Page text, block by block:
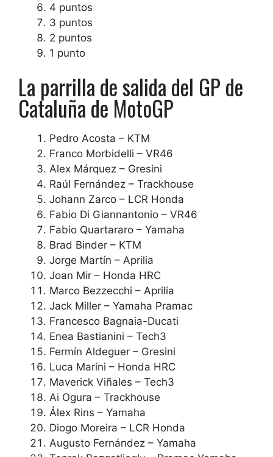
4 puntos
3 puntos
2 puntos
1 punto
La parrilla de salida del GP de
Cataluña de MotoGP
Pedro Acosta – KTM
Franco Morbidelli – VR46
Alex Márquez – Gresini
Raúl Fernández – Trackhouse
Johann Zarco – LCR Honda
Fabio Di Giannantonio – VR46
Fabio Quartararo – Yamaha
Brad Binder – KTM
Jorge Martín – Aprilia
Joan Mir – Honda HRC
Marco Bezzecchi – Aprilia
Jack Miller – Yamaha Pramac
Francesco Bagnaia-Ducati
Enea Bastianini – Tech3
Fermín Aldeguer – Gresini
Luca Marini – Honda HRC
Maverick Viñales – Tech3
Ai Ogura – Trackhouse
Álex Rins – Yamaha
Diogo Moreira – LCR Honda
Augusto Fernández – Yamaha